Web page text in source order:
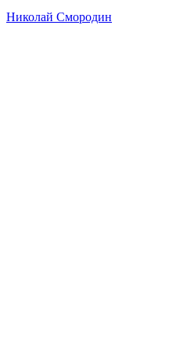
Николай Смородин